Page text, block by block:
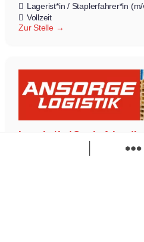
Lagerist*in / Staplerfahrer*in
Vollzeit
Zur Stelle
Lagerist*in /